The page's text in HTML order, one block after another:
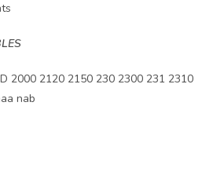
2000 2120 2150 230 2300 231 2310
nab